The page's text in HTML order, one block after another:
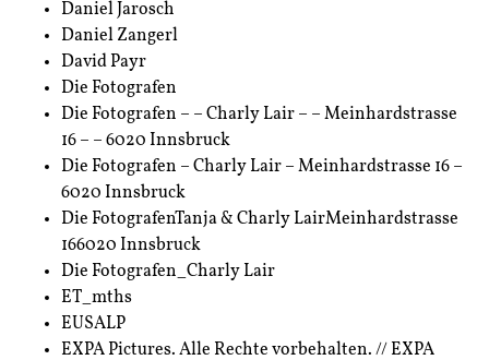
Daniel Jarosch
Daniel Zangerl
David Payr
Die Fotografen
Die Fotografen – – Charly Lair – – Meinhardstrasse
16 – – 6020 Innsbruck
Die Fotografen – Charly Lair – Meinhardstrasse 16 –
6020 Innsbruck
Die FotografenTanja & Charly LairMeinhardstrasse
166020 Innsbruck
Die Fotografen_Charly Lair
ET_mths
EUSALP
EXPA Pictures. Alle Rechte vorbehalten. // EXPA